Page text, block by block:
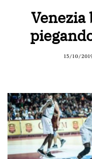
Venezia
15/10/